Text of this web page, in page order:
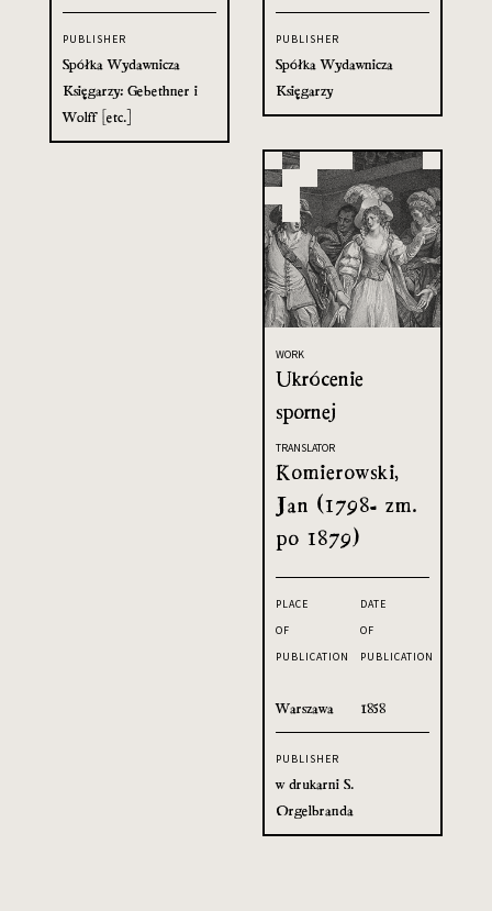
PUBLISHER
Spółka Wydawnicza
Księgarzy: Gebethner i
Wolff [etc.]
PUBLISHER
Spółka Wydawnicza
Księgarzy
WORK
Ukrócenie
spornej
TRANSLATOR
Komierowski,
Jan (1798- zm.
po 1879)
PLACE
OF
PUBLICATION
Warszawa
DATE
OF
PUBLICATION
1858
PUBLISHER
w drukarni S.
Orgelbranda